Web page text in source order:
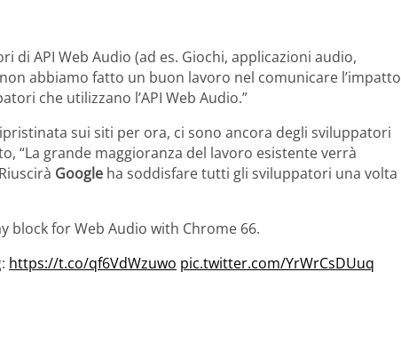
di API Web Audio (ad es. Giochi, applicazioni audio,
abbiamo fatto un buon lavoro nel comunicare l’impatto
che utilizzano l’API Web Audio.”
sui siti per ora, ci sono ancora degli sviluppatori
“La grande maggioranza del lavoro esistente verrà
Google ha soddisfare tutti gli sviluppatori una volta
for Web Audio with Chrome 66.
https://t.co/qf6VdWzuwo pic.twitter.com/YrWrCsDUuq